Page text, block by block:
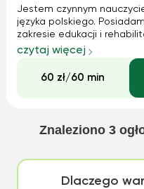
Jestem czynnym
języka polskiego.
zakresie edukacji i
intelektualną. Przygotuję do sprawdzianów, kartkówek i
testów. Pomogę w
opanowaniu bieżącego
czytaj więcej
60 zł/60 min
Znaleziono 3
Dlaczego